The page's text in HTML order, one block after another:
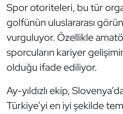
Spor otoriteleri, bu tür
golfünün uluslararası
vurguluyor. Özellikle
sporcuların kariyer
olduğu ifade ediliyor.
Ay-yıldızlı ekip,
Türkiye’yi en iyi şekilde
Satranç
Su Topu
Sualtı Sporları
Tenis